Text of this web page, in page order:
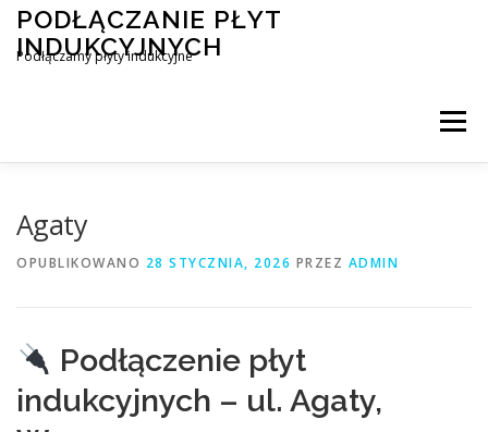
Przejdź
treści
PODŁĄCZANIE PŁYT
INDUKCYJNYCH
Podłączamy płyty indukcyjne
Menu
Agaty
OPUBLIKOWANO 28 STYCZNIA, 2026 PRZEZ ADMIN
Podłączenie płyt
indukcyjnych – ul. Agaty,